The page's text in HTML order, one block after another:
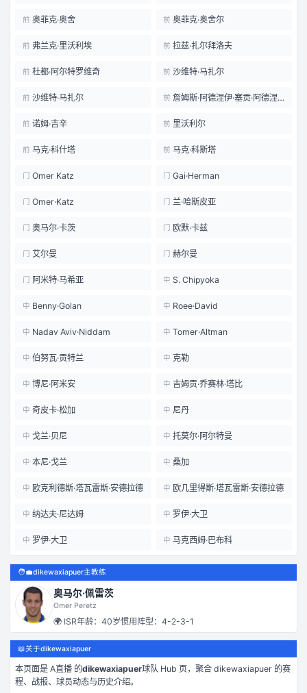
前 奥菲克·奥舍 前 奥菲克·奥舍尔
前 弗兰克·里沃利埃 前 拉兹·扎尔拜洛夫
前 杜都·阿尔特罗维奇 前 沙维特·马扎尔
前 沙维特·马扎尔 前 詹姆斯·阿德涅伊·塞贡·阿德涅伊
前 诺姆·吉辛 前 里沃利尔
前 马克·科什塔 前 马克·科斯塔
门 Omer Katz 门 Gai·Herman
门 Omer·Katz 门 兰·哈斯皮亚
门 奥马尔·卡茨 门 欧默·卡兹
门 艾尔曼 门 赫尔曼
门 阿米特·马希亚 中 S. Chipyoka
中 Benny·Golan 中 Roee·David
中 Nadav Aviv·Niddam 中 Tomer·Altman
中 伯努瓦·贡特兰 中 克勒
中 博尼·阿米安 中 吉姆贡·乔赛林·塔比
中 奇皮卡·松加 中 尼丹
中 戈兰·贝尼 中 托莫尔·阿尔特曼
中 本尼·戈兰 中 桑加
中 欧克利德斯·塔瓦雷斯·安德拉德 中 欧几里得斯·塔瓦雷斯·安德拉德
中 纳达夫·尼达姆 中 罗伊·大卫
中 罗伊·大卫 中 马克西姆·巴布科
🧑‍💼dikewaxiapuer主教练
奥马尔·佩雷茨
Omer Peretz
🌍 ISR年龄： 40岁惯用阵型： 4-2-3-1
📖关于dikewaxiapuer
本页面是 A直播 的dikewaxiapuer球队 Hub 页，聚合 dikewaxiapuer 的赛
程、战报、球员动态与历史介绍。